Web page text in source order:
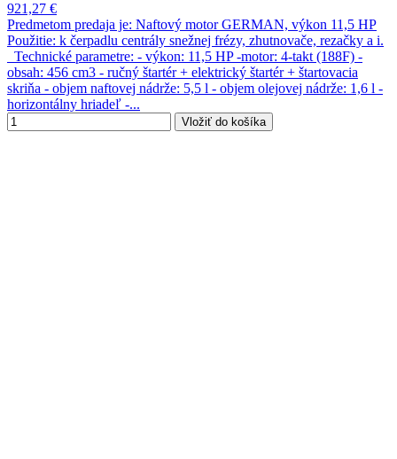
921,27 €
Predmetom predaja je: Naftový motor GERMAN, výkon 11,5 HP
Použitie: k čerpadlu centrály snežnej frézy, zhutnovače, rezačky a i.
Technické parametre: - výkon: 11,5 HP -motor: 4-takt (188F) -
obsah: 456 cm3 - ručný štartér + elektrický štartér + štartovacia
skriňa - objem naftovej nádrže: 5,5 l - objem olejovej nádrže: 1,6 l -
horizontálny hriadeľ -...
Vložiť do košíka